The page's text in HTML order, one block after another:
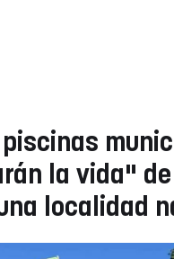
piscinas
la vida"
localidad